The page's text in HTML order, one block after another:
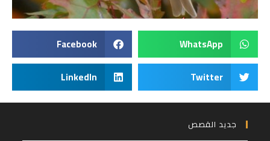
WhatsApp
Facebook
Twitter
LinkedIn
جديد القصص